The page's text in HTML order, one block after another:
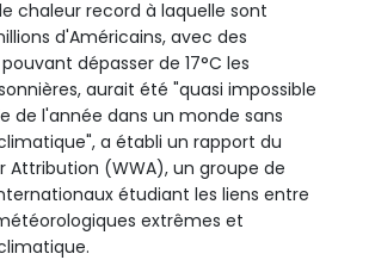
chaleur record à laquelle sont
d'Américains, avec des
dépasser de 17°C les
aurait été "quasi impossible
de l'année dans un monde sans
a établi un rapport du
Attribution (WWA), un groupe de
étudiant les liens entre
extrêmes et